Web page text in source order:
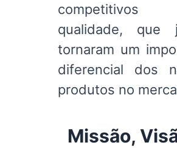
qualidade, que
tornaram um
diferencial dos
produtos no
Missão,